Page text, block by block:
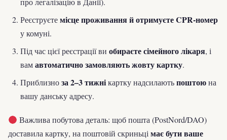
Реєструєтемісце проживання й отримуєте CPR-номер
у комуні.
Під час цієї реєстрації ви обираєте сімейного лікаря, і
вамавтоматично замовляють жовту картку.
Приблизноза 2–3 тижнікартку надсилаютьпоштоюна
вашу данську адресу.
Важлива побутова деталь: щоб пошта (PostNord/DAO)
доставила картку, на поштовій скриньці має бути ваше